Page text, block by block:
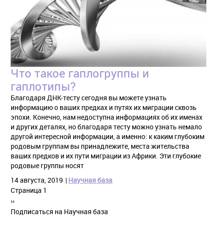
Что такое гаплогруппы и
гаплотипы?
Благодаря ДНК-тесту сегодня вы можете узнать
информацию о ваших предках и путях их миграции сквозь
эпохи. Конечно, нам недоступна информациях об их именах
и других деталях, но благодаря тесту можно узнать немало
другой интересной информации, а именно: к каким глубоким
родовым группам вы принадлежите, места жительства
ваших предков и их пути миграции из Африки. Эти глубокие
родовые группы носят
14 августа, 2019
Научная база
Нумерация
страниц
Страница 1
Следующая
страница
››
Подписаться на Научная база